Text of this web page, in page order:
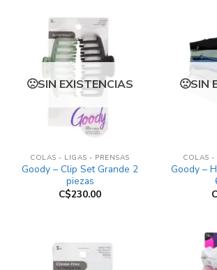
SIN EXISTENCIAS
COLAS - LIGAS - PRENSAS
Goody – Clip Set Grande 2
piezas
C$230.00
SIN
COLAS -
Goody –